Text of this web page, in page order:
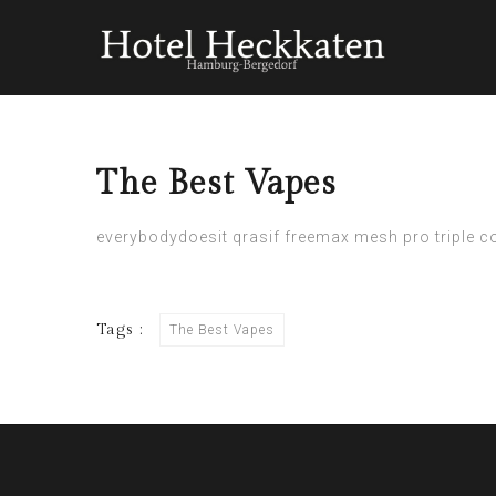
The Best Vapes
everybodydoesit qrasif freemax mesh pro triple
Tags : The Best Vapes